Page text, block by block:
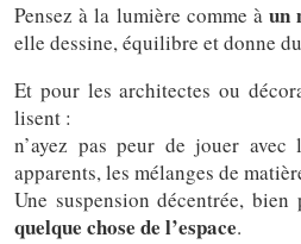
Pensez à la lumière comme àun
elle dessine, équilibre et donne
Et pour les architectes ou
lisent :
n’ayez pas peur de jouer avec
apparents, les mélanges de
Une suspension décentrée, bien
quelque chose de l’espace.